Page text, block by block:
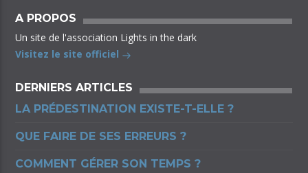
A PROPOS
Un site de l'association Lights in the dark
Visitez le site officiel
DERNIERS ARTICLES
LA PRÉDESTINATION EXISTE-T-ELLE ?
QUE FAIRE DE SES ERREURS ?
COMMENT GÉRER SON TEMPS ?